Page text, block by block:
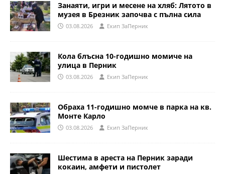
Занаяти, игри и месене на хляб: Лятото в
музея в Брезник започва с пълна сила
03.08.2026 Eкип ЗаПерник
Кола блъсна 10-годишно момиче на
улица в Перник
03.08.2026 Eкип ЗаПерник
Обраха 11-годишно момче в парка на кв.
Монте Карло
03.08.2026 Eкип ЗаПерник
Шестима в ареста на Перник заради
кокаин, амфети и пистолет